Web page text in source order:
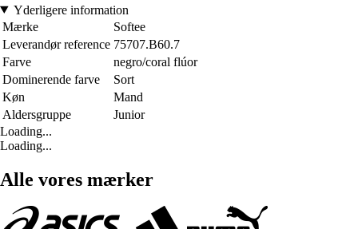
Yderligere information
Mærke
Softee
Leverandør reference 75707.B60.7
Farve
negro/coral flúor
Dominerende farve
Sort
Køn
Mand
Aldersgruppe
Junior
Loading...
Loading...
Alle vores mærker